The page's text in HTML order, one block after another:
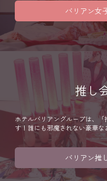
バリアン女
推し
ホテルバリアングループは、
す！誰にも邪魔されない豪華
バリアン推